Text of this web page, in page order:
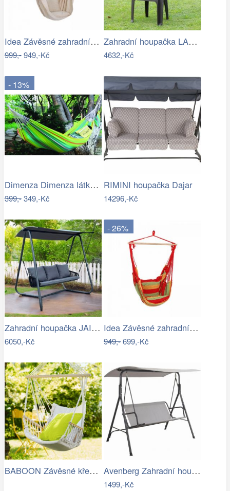
Idea Závěsné zahradní křeslo béžové
999,-949,-Kč
Zahradní houpačka LAMIA Tempo Kondela
4632,-Kč
- 13%
Dimenza Dimenza látková zahradní…
399,-349,-Kč
RIMINI houpačka Dajar
14296,-Kč
Zahradní houpačka JAIRA Tempo Kondela
6050,-Kč
- 26%
Idea Závěsné zahradní křeslo červené…
949,-699,-Kč
BABOON Závěsné křeslo s područkami Avenberg Zahradní houpačka Feline
1499,-Kč